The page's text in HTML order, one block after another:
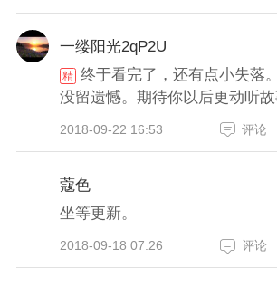
一缕阳光2qP2U
精 终于看完了，还有点小失落
没留遗憾。期待你以后更动听故
2018-09-22 16:53 评论
蔻色
坐等更新。
2018-09-18 07:26 评论